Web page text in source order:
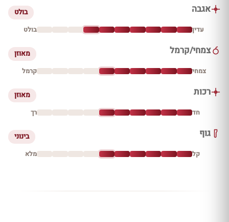
אגבה בולט
עדין בולט
צמחי/קרמל מאוזן
צמחי קרמל
רכות מאוזן
חד רך
גוף בינוני
קל מלא